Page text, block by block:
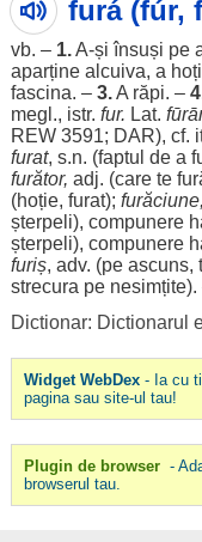
furá (fúr,
vb. – 1.A-și însuși pe
aparține alcuiva, a hoți
fascina. – 3.A răpi. –
megl., istr. fur. Lat.
REW 3591; DAR), cf.
furat, s.n. (faptul de a
furător, adj. (care te
(hoție, furat); furăciune,
șterpeli), compunere
șterpeli), compunere
furiș, adv. (pe ascuns,
strecura pe nesimțite).
Dictionar: Dictionarul
Widget WebDex- Ia cu
pagina sau site-ul tau!
Plugin de browser -
browserul tau.